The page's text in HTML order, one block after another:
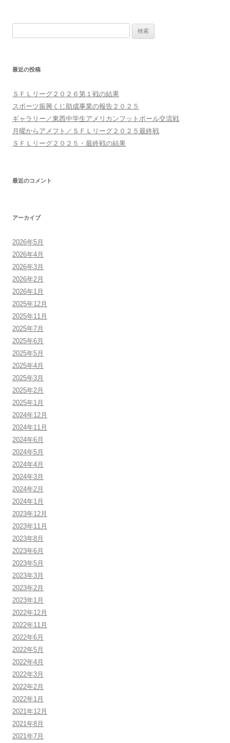
ン
最近の投稿
ＳＦＬリーグ２０２６第１戦の結果
スポーツ振興くじ助成事業の報告２０２５
ギャラリー／東西中学生アメリカンフットボール交流戦
月曜からアメフト／ＳＦＬリーグ２０２５最終戦
ＳＦＬリーグ２０２５・最終戦の結果
最近のコメント
アーカイブ
2026年5月
2026年4月
2026年3月
2026年2月
2026年1月
2025年12月
2025年11月
2025年7月
2025年6月
2025年5月
2025年4月
2025年3月
2025年2月
2025年1月
2024年12月
2024年11月
2024年6月
2024年5月
2024年4月
2024年3月
2024年2月
2024年1月
2023年12月
2023年11月
2023年8月
2023年6月
2023年5月
2023年3月
2023年2月
2023年1月
2022年12月
2022年11月
2022年6月
2022年5月
2022年4月
2022年3月
2022年2月
2022年1月
2021年12月
2021年8月
2021年7月